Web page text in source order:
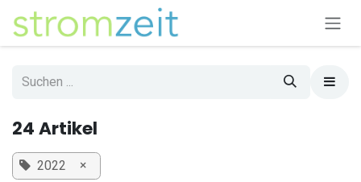
Zum Inhalt springen
24 Artikel
2022 ×